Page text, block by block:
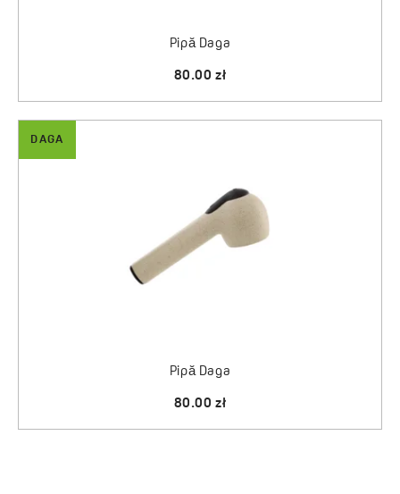
Pipă Daga
80.00 zł
DAGA
Pipă Daga
80.00 zł